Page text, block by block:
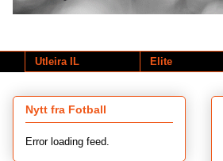
Utleira IL Elite
Nytt fra Fotball
Error loading feed.